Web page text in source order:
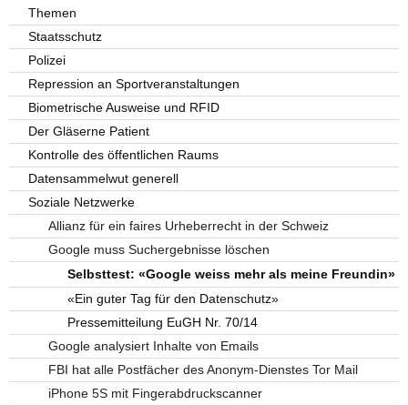
Themen
Staatsschutz
Polizei
Repression an Sportveranstaltungen
Biometrische Ausweise und RFID
Der Gläserne Patient
Kontrolle des öffentlichen Raums
Datensammelwut generell
Soziale Netzwerke
Allianz für ein faires Urheberrecht in der Schweiz
Google muss Suchergebnisse löschen
Selbsttest: «Google weiss mehr als meine Freundin»
«Ein guter Tag für den Datenschutz»
Pressemitteilung EuGH Nr. 70/14
Google analysiert Inhalte von Emails
FBI hat alle Postfächer des Anonym-Dienstes Tor Mail
iPhone 5S mit Fingerabdruckscanner